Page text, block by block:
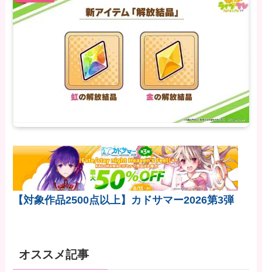
【対象作品2500点以上】カドサマー2026第3弾
オススメ記事